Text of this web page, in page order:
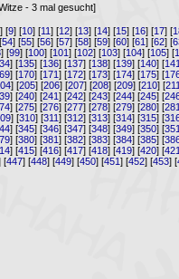
- 3 mal gesucht]
] [9] [10] [11] [12] [13] [14] [15] [16] [17] [
54] [55] [56] [57] [58] [59] [60] [61] [62] [
] [99] [100] [101] [102] [103] [104] [105] [
] [135] [136] [137] [138] [139] [140] [
] [170] [171] [172] [173] [174] [175] [
] [205] [206] [207] [208] [209] [210] [
] [240] [241] [242] [243] [244] [245] [
] [275] [276] [277] [278] [279] [280] [
] [310] [311] [312] [313] [314] [315] [
] [345] [346] [347] [348] [349] [350] [
] [380] [381] [382] [383] [384] [385] [
] [415] [416] [417] [418] [419] [420] [
[447] [448] [449] [450] [451 ] [452] [453] [